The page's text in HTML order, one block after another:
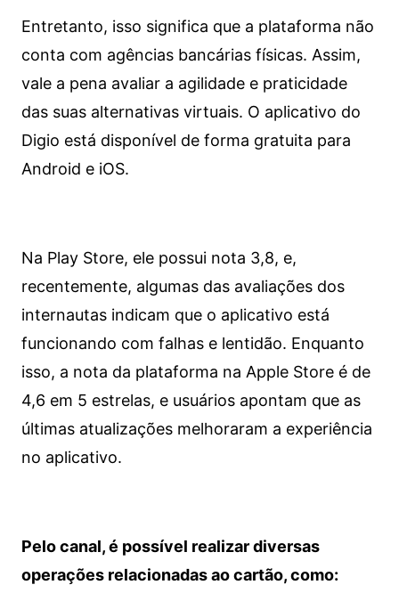
Entretanto, isso significa que a plataforma não
conta com agências bancárias físicas. Assim,
vale a pena avaliar a agilidade e praticidade
das suas alternativas virtuais. O aplicativo do
Digio está disponível de forma gratuita para
Android e iOS.
Na Play Store, ele possui nota 3,8, e,
recentemente, algumas das avaliações dos
internautas indicam que o aplicativo está
funcionando com falhas e lentidão. Enquanto
isso, a nota da plataforma na Apple Store é de
4,6 em 5 estrelas, e usuários apontam que as
últimas atualizações melhoraram a experiência
no aplicativo.
Pelo canal, é possível realizar diversas
operações relacionadas ao cartão, como: